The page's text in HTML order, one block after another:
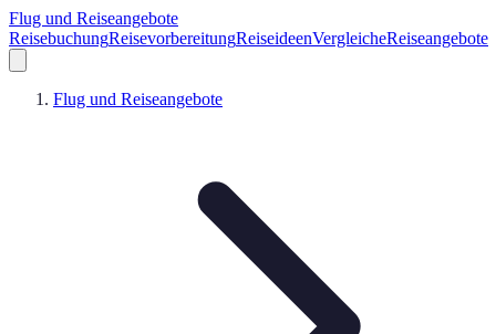
Flug und Reiseangebote
ReisebuchungReisevorbereitungReiseideenVergleicheReiseangebote
Flug und Reiseangebote